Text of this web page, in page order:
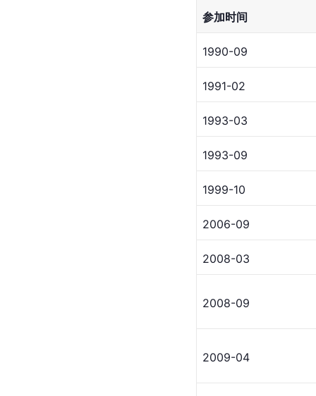
参加时间
1990-09
1991-02
1993-03
1993-09
1999-10
2006-09
2008-03
2008-09
2009-04